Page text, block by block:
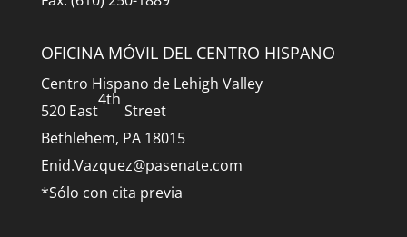
OFICINA MÓVIL DEL CENTRO HISPANO
Centro Hispano de Lehigh Valley
520 East
4th
Street
Bethlehem, PA 18015
Enid.Vazquez@pasenate.com
*Sólo con cita previa